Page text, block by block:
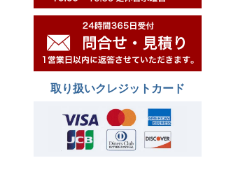
取り扱いクレジットカード